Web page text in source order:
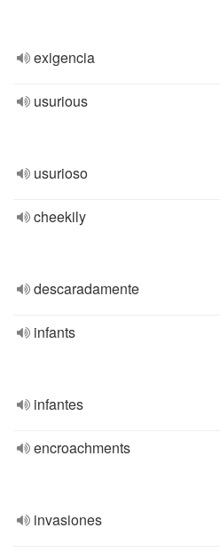
exigencia
usurious
usurioso
cheekily
descaradamente
infants
infantes
encroachments
invasiones